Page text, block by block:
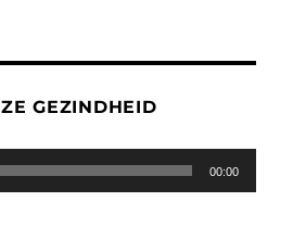
GEZINDHEID
00:00